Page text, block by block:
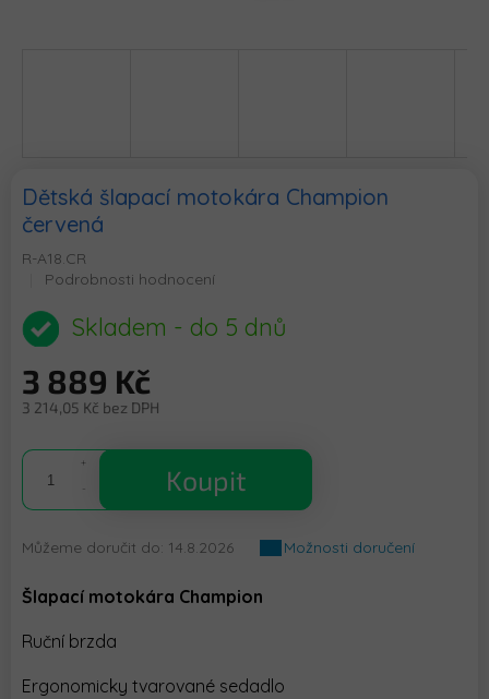
Dětská šlapací motokára Champion
červená
R-A18.CR
Průměrné
produktu
je
z
5
Podrobnosti hodnocení
Skladem - do 5 dnů
3 889 Kč
3 214,05 Kč bez DPH
cena:
Koupit
Můžeme doručit do: 14.8.2026 Možnosti doručení
Šlapací motokára Champion
Ruční brzda
Ergonomicky tvarované sedadlo